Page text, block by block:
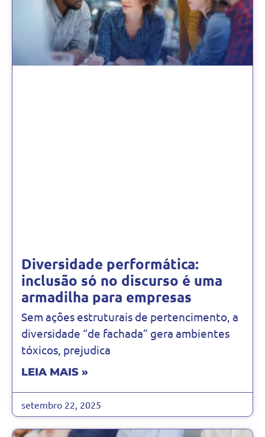
Diversidade performática:
inclusão só no discurso é uma
armadilha para empresas
Sem ações estruturais de pertencimento, a
diversidade “de fachada” gera ambientes
tóxicos, prejudica
LEIA MAIS »
setembro 22, 2025